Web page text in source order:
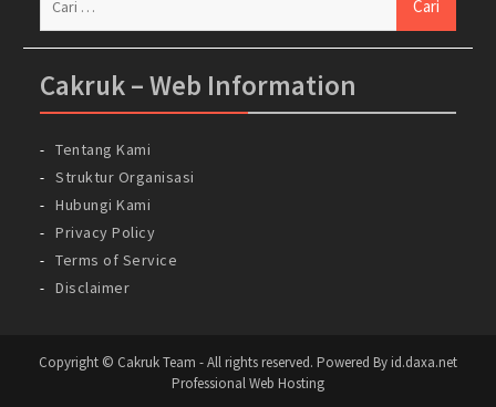
Cakruk – Web Information
Tentang Kami
Struktur Organisasi
Hubungi Kami
Privacy Policy
Terms of Service
Disclaimer
Copyright © Cakruk Team - All rights reserved. Powered By id.daxa.net
Professional Web Hosting